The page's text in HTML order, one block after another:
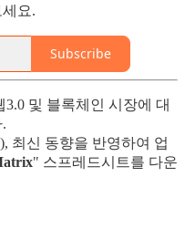
요.
Subscribe
및 블록체인 시장에 대
최신 동향을 반영하여 업
" 스프레드시트를 다운